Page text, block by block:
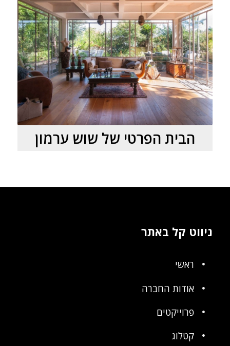
הבית הפרטי של שוש ערמון
ניווט קל באתר
ראשי
אודות החברה
פרוייקטים
קטלוג